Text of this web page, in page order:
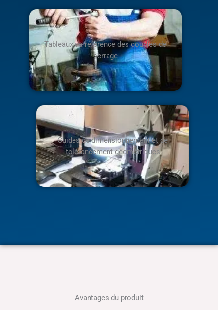
Tableaux de référence des couples de
serrage
Guides de dimensionnement et de
tolérancement géométriques
Avantages du produit